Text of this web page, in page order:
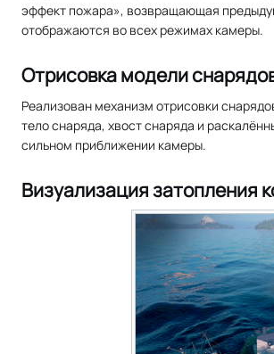
эффект пожара», возвращающая
отображаются во всех режимах камеры.
Отрисовка модели
Реализован механизм отрисовки
тело снаряда, хвост снаряда и
сильном приближении камеры.
Визуализация затопления